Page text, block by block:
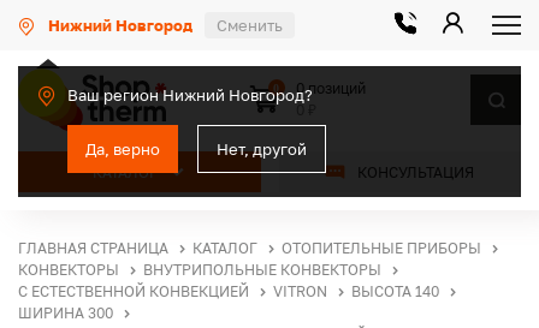
Нижний Новгород Сменить
Ваш регион Нижний Новгород?
Да, верно Нет, другой
КАТАЛОГ КОНСУЛЬТАЦИЯ
0
0 позиций
ГЛАВНАЯ СТРАНИЦА КАТАЛОГ
ОТОПИТЕЛЬНЫЕ ПРИБОРЫ
КОНВЕКТОРЫ
ВНУТРИПОЛЬНЫЕ КОНВЕКТОРЫ
С ЕСТЕСТВЕННОЙ КОНВЕКЦИЕЙ
VITRON
ВЫСОТА 140
ШИРИНА 300